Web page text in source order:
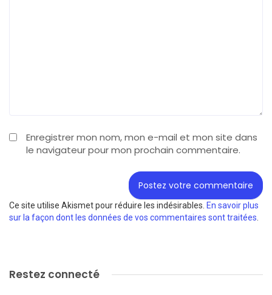
Enregistrer mon nom, mon e-mail et mon site dans
le navigateur pour mon prochain commentaire.
Ce site utilise Akismet pour réduire les indésirables. En savoir plus
sur la façon dont les données de vos commentaires sont traitées.
Restez connecté